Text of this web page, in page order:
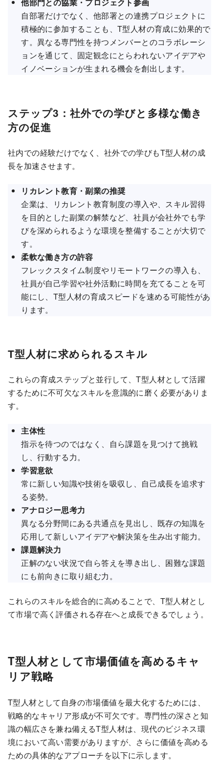
他部門との協業・プロジェクト参画
自部署だけでなく、他部署との連携プロジェクトに
積極的に参加することも、T型人材の育成に効果的で
す。異なる専門性を持つメンバーとのコラボレーシ
ョンを通じて、固定観念にとらわれないアイデアや
イノベーションが生まれる機会を創出します。
ステップ3：社外での学びと多様な働き
方の促進
社内での経験だけでなく、社外での学びもT型人材の成
長を加速させます。
リカレント教育・副業の推奨
企業は、リカレント教育制度の導入や、スキル習得
を目的とした副業の解禁など、社員が会社外でも学
びを深められるような環境を整備することが大切で
す。
柔軟な働き方の許容
フレックスタイム制度やリモートワークの導入も、
社員が自己学習や社外活動に時間を充てることを可
能にし、T型人材の育成スピードを速める可能性があ
ります。
T型人材に求められるスキル
これらの育成ステップと並行して、T型人材として活躍
するために不可欠なスキルを意識的に磨く必要がありま
す。
主体性
指示を待つのではなく、自ら課題を見つけて挑戦
し、行動する力。
学習意欲
常に新しい知識や技術を吸収し、自己成長を追求す
る姿勢。
アナロジー思考力
異なる分野間にある共通点を見出し、既存の知識を
応用して新しいアイデアや解決策を生み出す能力。
課題解決力
正解のない状況で自ら答えを導き出し、困難な課題
にも前向きに取り組む力。
これらのスキルを総合的に高めることで、T型人材とし
て市場で高く評価される存在へと成長できるでしょう。
T型人材として市場価値を高めるキャ
リア戦略
T型人材として自身の市場価値を最大化するためには、
戦略的なキャリア形成が不可欠です。専門性の深さと知
識の幅広さを兼ね備えるT型人材は、現代のビジネス環
境において高い需要がありますが、さらに価値を高める
ための具体的なアプローチを以下に示します。